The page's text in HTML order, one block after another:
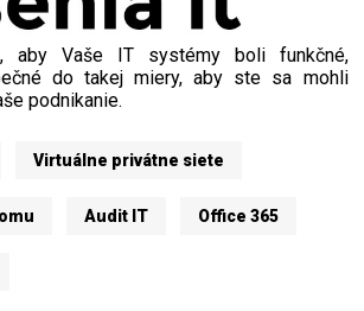
aby Vaše IT systémy boli funkčné,
do takej miery, aby ste sa mohli
podnikanie.
Virtuálne privátne siete
Audit IT Office 365